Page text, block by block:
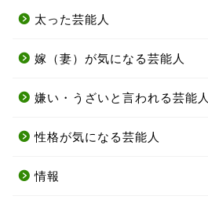
太った芸能人
嫁（妻）が気になる芸能人
嫌い・うざいと言われる芸能人
性格が気になる芸能人
情報